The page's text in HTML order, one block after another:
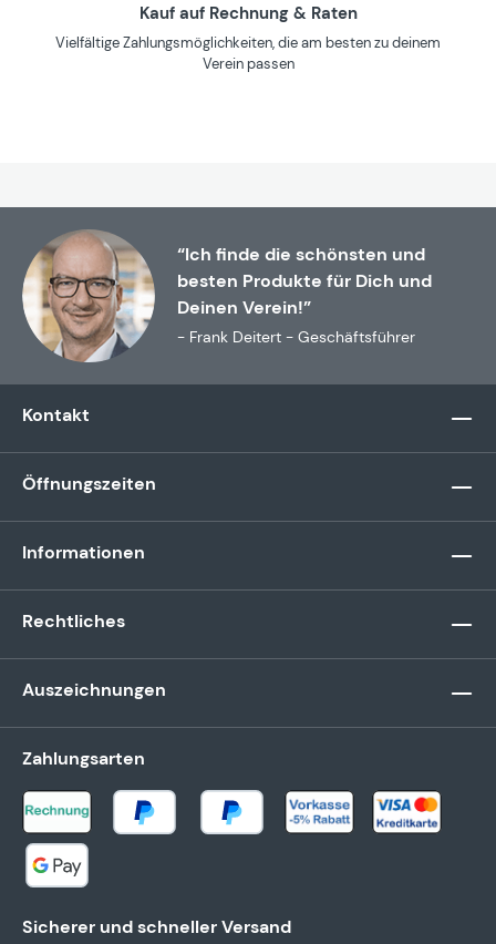
Kauf auf Rechnung & Raten
Vielfältige Zahlungsmöglichkeiten, die am besten zu deinem
Verein passen
“Ich finde die schönsten und
besten Produkte für Dich und
Deinen Verein!”
- Frank Deitert - Geschäftsführer
Kontakt
Öffnungszeiten
Informationen
Rechtliches
Auszeichnungen
Zahlungsarten
Sicherer und schneller Versand